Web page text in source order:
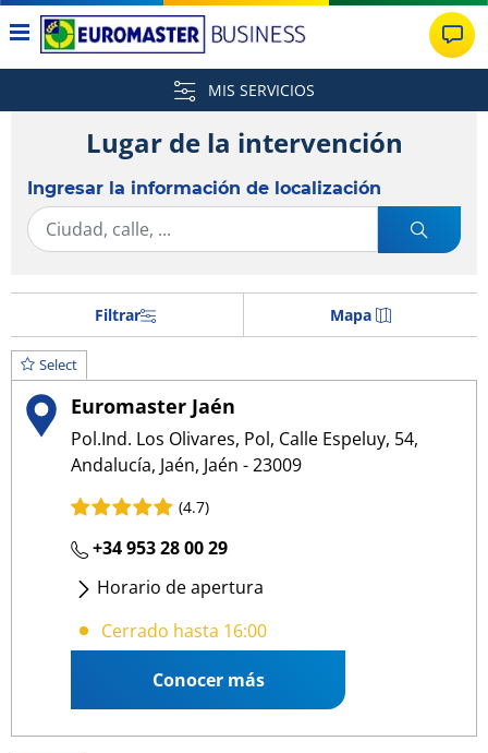
MIS SERVICIOS
Lugar de la intervención
Ingresar la información de localización
Filtrar Mapa
Select
Euromaster Jaén
Pol.Ind. Los Olivares, Pol, Calle Espeluy, 54,
Andalucía, Jaén, Jaén - 23009
(4.7)
+34 953 28 00 29
Horario de apertura
Lunes- Viernes: 09:00 14:00
Cerrado hasta 16:00
Conocer más